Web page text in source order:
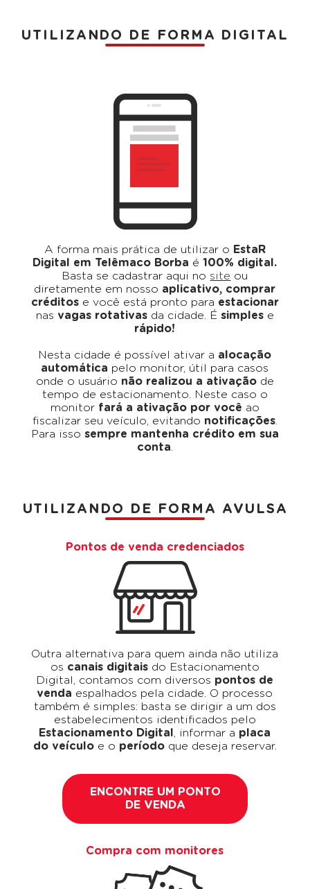
UTILIZANDO DE FORMA DIGITAL
A forma mais prática de utilizar o EstaR
Digital em Telêmaco Borba é100% digital.
Basta se cadastrar aqui nosite ou
diretamente em nosso aplicativo, comprar
créditose você está pronto para estacionar
nas vagas rotativasda cidade. É simplese
rápido!
Nesta cidade é possível ativar a alocação
automática pelo monitor, útil para casos
onde o usuário não realizou a ativaçãode
tempo de estacionamento. Neste caso o
monitor fará a ativação por você ao
fiscalizar seu veículo, evitando notificações.
Para isso sempre mantenha crédito em sua
conta
UTILIZANDO DE FORMA AVULSA
Pontos de venda credenciados
Outra alternativa para quem ainda não utiliza
os canais digitaisdo Estacionamento
Digital, contamos com diversos pontos de
venda espalhados pela cidade. O processo
também é simples: basta se dirigir a um dos
estabelecimentos identificados pelo
Estacionamento Digital
, informar a placa
do veículoe o períodoque deseja reservar.
ENCONTRE UM PONTO
DE VENDA
Compra com monitores